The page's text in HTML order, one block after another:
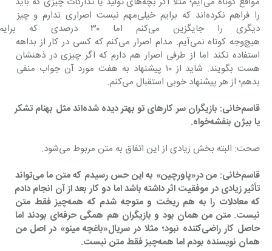
را فراهم نکرده‌اند که برایم خیلی‌مهم نیست اصراری ندارم و چیز
دیگری را جایگزین می‌کنم
هیچ‌وجه کوتاه نمی‌آیم. مدام اصرار می‌کنم که کسی در کار از بداهه
استفاده نکند اما از طرفی اصرار هم دارم که اگر چیزی در ذهنشان
هست بگویند. شاید از ١٠ پیشنهاد به هفت مورد آن جواب منفی
بدهم؛ از هر پیشنهاد خوبی استقبال می‌کنم.
قاسم‌خانی: بازیگران سر کارهای تو بهتر دیده شده‌اند مثل بهنام تشکر
یا بیژن بنفشه‌خواه.
صحت: البته بخش زیادی از این اتفاق به متن مربوط می‌شود.
قاسم‌خانی: من در«پاورچین» به این حس رسیدم که متن ما می‌تواند
تأثیر زیادی در موفقیت اثر داشته باشد اما دو کار بعد از آن انجام دادم
که معادلات را به هم ریخت و متوجه شدم که همه‌چیز فقط متن
نیست. متن من همان بود و بازیگران هم همگی حرفه‌ای بودند اما
حاصل کار راضی‌کننده نبود؛ مثلا در سریال«باغچه مینو» در اصل من
همان نویسنده بودم اما همه‌چیز فقط متن نیست.